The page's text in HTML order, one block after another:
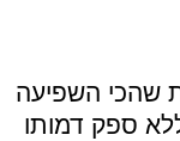
שהכי השפיעה
ספק דמותו